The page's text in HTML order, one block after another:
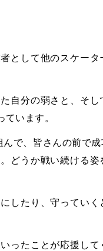
として他のスケータ
自分の弱さと、そ
います。
で、皆さんの前で成
どうか戦い続ける
したり、守ってい
ったことが応援して